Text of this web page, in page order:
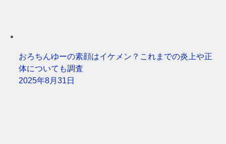
おろちんゆーの素顔はイケメン？これまでの炎上や正
体についても調査
2025年8月31日